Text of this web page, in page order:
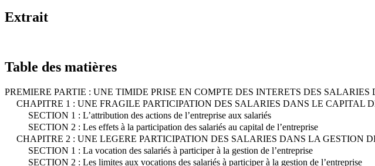
Extrait
Table des matières
PREMIERE PARTIE : UNE TIMIDE PRISE EN COMPTE DES INTERETS DES
CHAPITRE 1 : UNE FRAGILE PARTICIPATION DES SALARIES DANS LE CAPITAL
SECTION 1 : L’attribution des actions de l’entreprise aux salariés
SECTION 2 : Les effets à la participation des salariés au capital de l’entreprise
CHAPITRE 2 : UNE LEGERE PARTICIPATION DES SALARIES DANS LA GESTION
SECTION 1 : La vocation des salariés à participer à la gestion de l’entreprise
SECTION 2 : Les limites aux vocations des salariés à participer à la gestion de l’entreprise